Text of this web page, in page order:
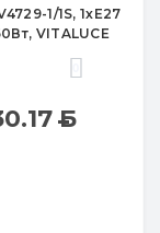
1/1S, 1хЕ27
VITALUCE
Б